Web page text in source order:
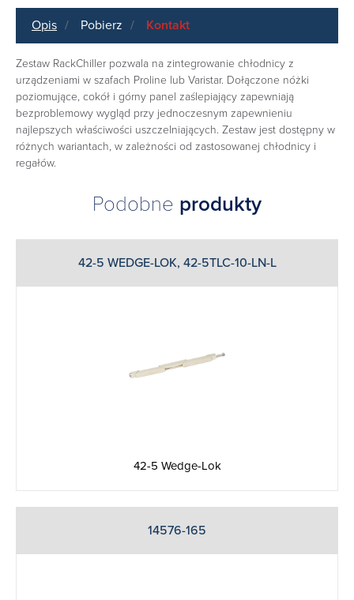
Opis Pobierz Kontakt
Zestaw RackChiller pozwala na zintegrowanie chłodnicy z
urządzeniami w szafach Proline lub Varistar. Dołączone nóżki
poziomujące, cokół i górny panel zaślepiający zapewniają
bezproblemowy wygląd przy jednoczesnym zapewnieniu
najlepszych właściwości uszczelniających. Zestaw jest dostępny w
różnych wariantach, w zależności od zastosowanej chłodnicy i
regałów.
Podobne produkty
42-5 WEDGE-LOK, 42-5TLC-10-LN-L
42-5 Wedge-Lok
14576-165